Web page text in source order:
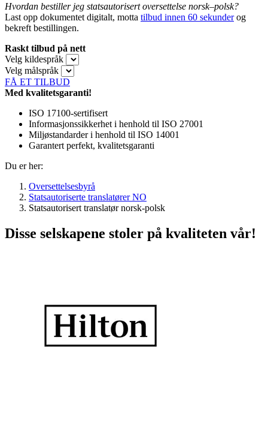
Hvordan bestiller jeg statsautorisert oversettelse norsk–polsk?
Last opp dokumentet digitalt, motta tilbud innen 60 sekunderog
bekreft bestillingen.
Raskt tilbud på nett
Velg kildespråk
Velg målspråk
FÅ ET TILBUD
Med kvalitetsgaranti!
ISO 17100-sertifisert
Informasjonssikkerhet i henhold til ISO 27001
Miljøstandarder i henhold til ISO 14001
Garantert perfekt, kvalitetsgaranti
Du er her:
Oversettelsesbyrå
Statsautoriserte translatører NO
Statsautorisert translatør norsk-polsk
Disse selskapene stoler på kvaliteten vår!